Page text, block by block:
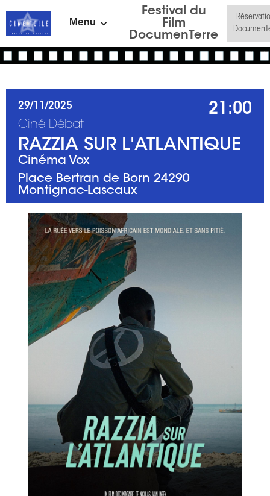
Menu
Festival du
Film
DocumenTerre
29/11/2025 21:00
Ciné Débat
RAZZIA SUR L'ATLANTIQUE
Cinéma Vox
Place Bertran de Born 24290
Montignac-Lascaux